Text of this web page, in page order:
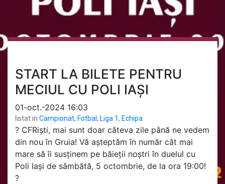
START LA BILETE PENTRU
MECIUL CU POLI IAȘI
01-oct.-2024 16:03
listat in Campionat, Fotbal, Liga 1, Echipa
? CFRiști, mai sunt doar câteva zile până ne vedem
din nou în Gruia! Vă așteptăm în număr cât mai
mare să îi susținem pe băieții noștri în duelul cu
Poli Iași de sâmbătă, 5 octombrie, de la ora 19:00!
?